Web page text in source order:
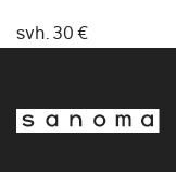
svh. 30 €